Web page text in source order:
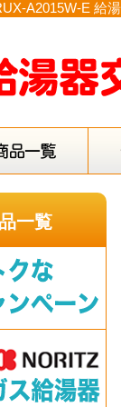
A2015W-E 給
一覧